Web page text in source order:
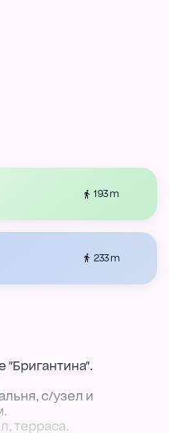
193 m
233 m
"Бригантина".
с/узел и
терраса.